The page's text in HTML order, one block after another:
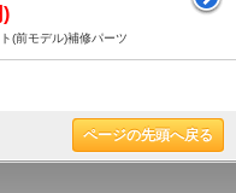
)
(前モデル)補修パーツ
ページの先頭へ戻る